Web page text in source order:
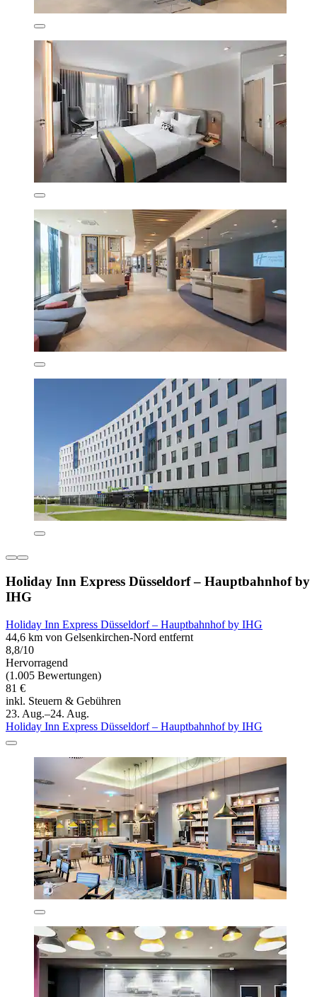
Holiday Inn Express Düsseldorf – Hauptbahnhof by
IHG
Holiday Inn Express Düsseldorf – Hauptbahnhof by IHG
44,6 km von Gelsenkirchen-Nord entfernt
8,8/10
Hervorragend
(1.005 Bewertungen)
81 €
inkl. Steuern & Gebühren
23. Aug.–24. Aug.
Holiday Inn Express Düsseldorf – Hauptbahnhof by IHG